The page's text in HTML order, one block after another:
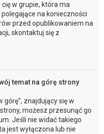
w grupie, która ma
na konieczności
przed opublikowaniem na
skontaktuj się z
temat na górę strony
górę”, znajdujący się w
możesz przesunąć go
Jeśli nie widać takiego
jest wyłączona lub nie